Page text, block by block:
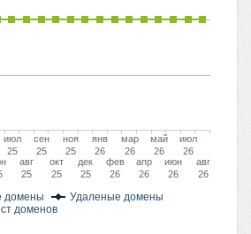
домены
Удаленые домены
доменов
июл
25
авг
25
сен
25
окт
25
ноя
25
дек
25
янв
26
фев
26
мар
26
апр
26
май
26
июн
26
июл
26
авг
26